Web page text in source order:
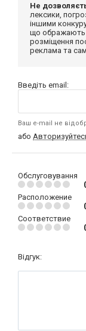
Не
лексики,
іншими
що ображають
розміщення
реклама та
Введіть email:
Ваш e-mail не
або
Обслуговування
Расположение
Соответствие
Відгук: